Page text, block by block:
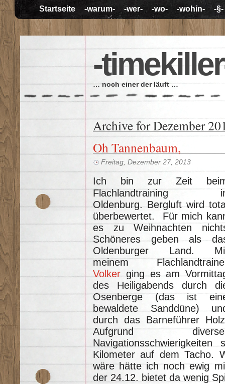
Startseite -warum- -wer- -wo- -wohin- -§-
-
… noch einer der läuft …
Archive for Dezember
Oh Tannenbaum,
Freitag, Dezember 27, 2013
Ich bin zur Zeit
Flachlandtraining
Oldenburg. Bergluft wird
überbewertet. Für mich
es zu Weihnachten
Schöneres geben als
Oldenburger Land.
meinem
Volker ging es am
des Heiligabends durch
Osenberge (das ist
bewaldete Sanddüne)
durch das Barneführer
Aufgrund
Kilometer auf dem Tacho.
wäre hätte ich noch ewig
der 24.12. bietet da wenig